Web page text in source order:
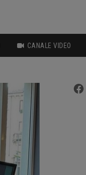
CANALE VIDEO